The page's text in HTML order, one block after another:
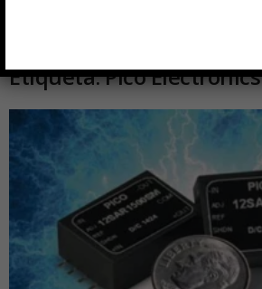
Etiqueta: Pico Electronics